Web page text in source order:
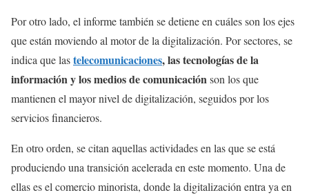
Por otro lado, el informe también se detiene en cuáles son los ejes
que están moviendo al motor de la digitalización. Por sectores, se
indica que lastelecomunicaciones, las tecnologías de la
información y los medios de comunicaciónson los que
mantienen el mayor nivel de digitalización, seguidos por los
servicios financieros.
En otro orden, se citan aquellas actividades en las que se está
produciendo una transición acelerada en este momento. Una de
ellas es el comercio minorista, donde la digitalización entra ya en